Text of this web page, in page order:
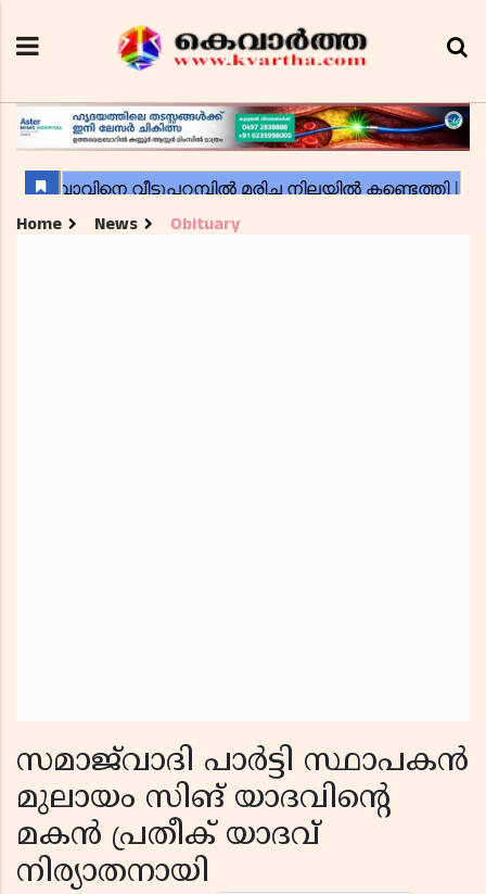
Home News Obituary
സമാജ്‌വാദി പാർട്ടി സ്ഥാപകൻ
മുലായം സിങ് യാദവിൻ്റെ
മകൻ പ്രതീക് യാദവ്
നിര്യാതനായി